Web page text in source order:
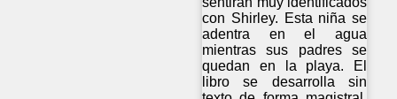
con Shirley. Esta niña se
adentra en el agua
mientras sus padres se
quedan en la playa. El
libro se desarrolla sin